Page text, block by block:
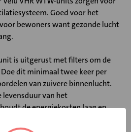
Goed voor het
bewoners want gezonde lucht
is uitgerust met filters om de
dit minimaal twee keer per
van zuivere binnenlucht.
levensduur van het
de energiekosten laag en